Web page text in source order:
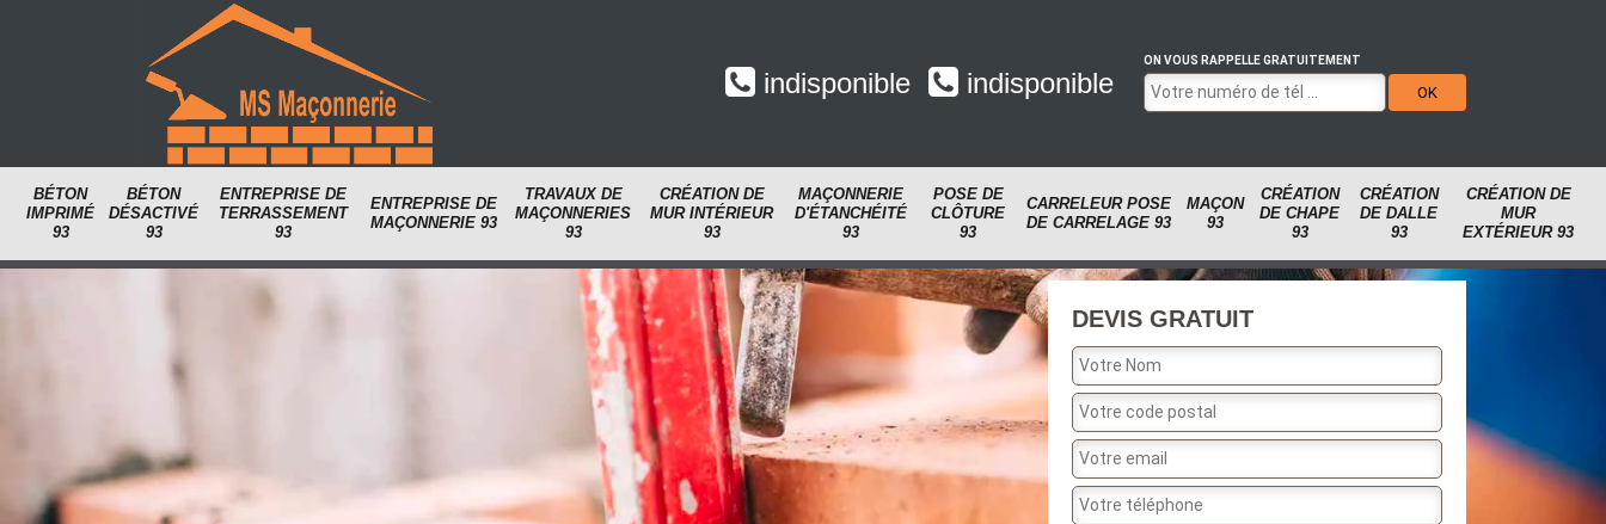
indisponible indisponible
ON VOUS RAPPELLE GRATUITEMENT
BÉTON
IMPRIMÉ
93
BÉTON
DÉSACTIVÉ
93
ENTREPRISE DE
TERRASSEMENT
93
ENTREPRISE DE
MAÇONNERIE 93
TRAVAUX DE
MAÇONNERIES
93
CRÉATION DE
MUR INTÉRIEUR
93
MAÇONNERIE
D'ÉTANCHÉITÉ
93
POSE DE
CLÔTURE
93
CARRELEUR POSE
DE CARRELAGE 93
MAÇON
93
CRÉATION
DE CHAPE
93
CRÉATION
DE DALLE
93
CRÉATION DE
MUR
EXTÉRIEUR 93
DEVIS GRATUIT